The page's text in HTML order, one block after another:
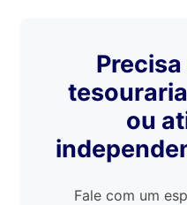
ou
Fale com um